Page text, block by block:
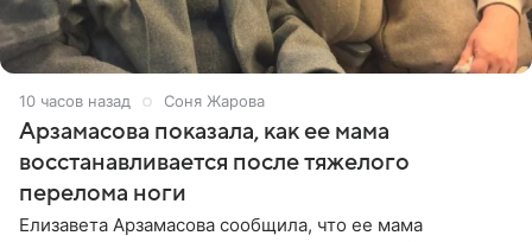
10 часов назад Соня Жарова
Арзамасова показала, как ее мама
восстанавливается после тяжелого
перелома ноги
Елизавета Арзамасова сообщила, что ее мама